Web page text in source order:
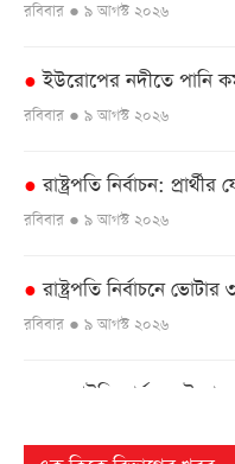
রবিবার ● ৯ আগস্ট ২০২৬
● ইউরোপের নদীতে পানি
রবিবার ● ৯ আগস্ট ২০২৬
● রাষ্ট্রপতি নির্বাচন:
রবিবার ● ৯ আগস্ট ২০২৬
● রাষ্ট্রপতি নির্বাচনে
রবিবার ● ৯ আগস্ট ২০২৬
এনআইডি কার্যক্রম